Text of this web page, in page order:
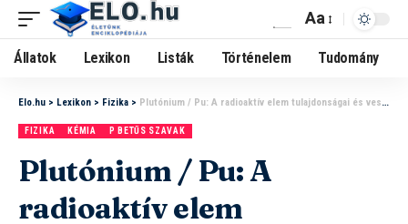
Aa
Állatok Lexikon Listák Történelem Tudomány
Elo.hu > Lexikon > Fizika > Plutónium / Pu: A radioaktív elem tulajdonságai és veszélyei
FIZIKA KÉMIA P BETŰS SZAVAK
Plutónium / Pu: A
radioaktív elem